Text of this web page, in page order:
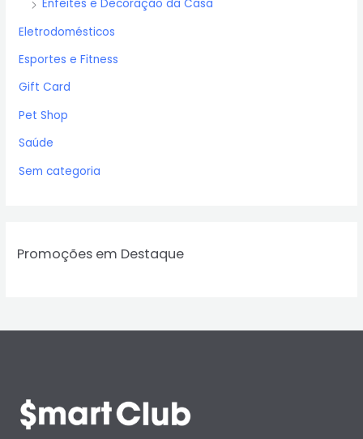
Enfeites e Decoração da Casa
Eletrodomésticos
Esportes e Fitness
Gift Card
Pet Shop
Saúde
Sem categoria
Promoções em Destaque